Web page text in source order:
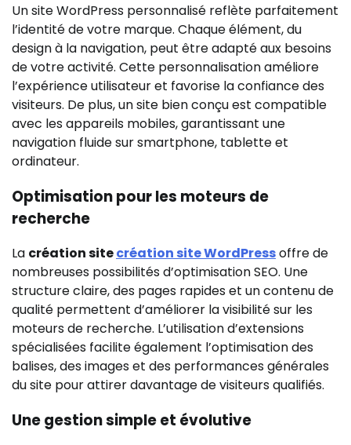
Un site WordPress personnalisé reflète parfaitement
l’identité de votre marque. Chaque élément, du
design à la navigation, peut être adapté aux besoins
de votre activité. Cette personnalisation améliore
l’expérience utilisateur et favorise la confiance des
visiteurs. De plus, un site bien conçu est compatible
avec les appareils mobiles, garantissant une
navigation fluide sur smartphone, tablette et
ordinateur.
Optimisation pour les moteurs de
recherche
La création sitecréation site WordPressoffre de
nombreuses possibilités d’optimisation SEO. Une
structure claire, des pages rapides et un contenu de
qualité permettent d’améliorer la visibilité sur les
moteurs de recherche. L’utilisation d’extensions
spécialisées facilite également l’optimisation des
balises, des images et des performances générales
du site pour attirer davantage de visiteurs qualifiés.
Une gestion simple et évolutive